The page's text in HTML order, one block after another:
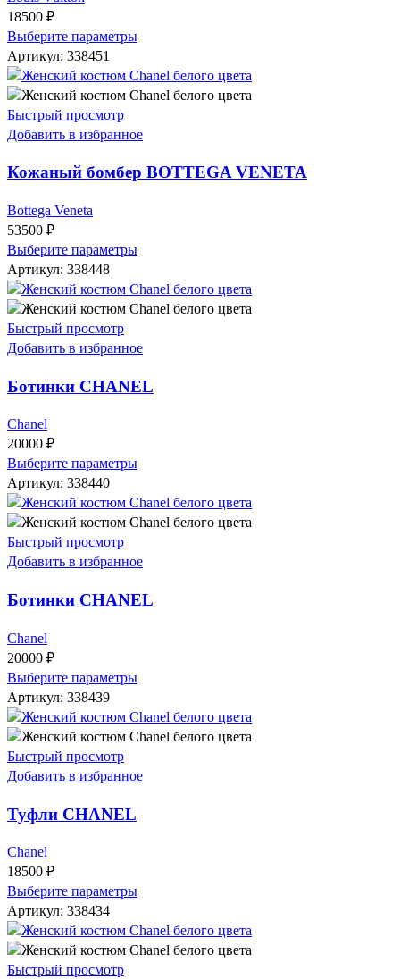
18500 ₽
Выберите параметры
Артикул: 338451
Быстрый просмотр
Добавить в избранное
Кожаный бомбер BOTTEGA VENETA
Bottega Veneta
53500 ₽
Выберите параметры
Артикул: 338448
Быстрый просмотр
Добавить в избранное
Ботинки CHANEL
Chanel
20000 ₽
Выберите параметры
Артикул: 338440
Быстрый просмотр
Добавить в избранное
Ботинки CHANEL
Chanel
20000 ₽
Выберите параметры
Артикул: 338439
Быстрый просмотр
Добавить в избранное
Туфли CHANEL
Chanel
18500 ₽
Выберите параметры
Артикул: 338434
Быстрый просмотр